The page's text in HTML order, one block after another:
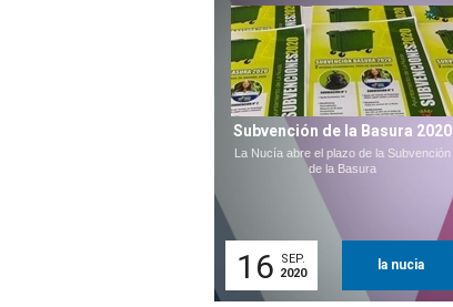
Subvención de la Basura 2020
La Nucía abre el plazo de la Subvención
de la Basura
16
SEP.
2020
la nucia